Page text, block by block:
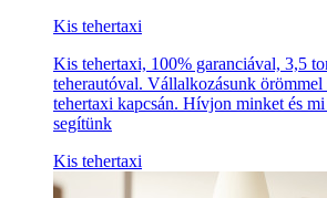
Kis tehertaxi
Kis tehertaxi, 100% garanciával, 3,5
teherautóval. Vállalkozásunk
tehertaxi kapcsán. Hívjon minket és
segítünk
Kis tehertaxi